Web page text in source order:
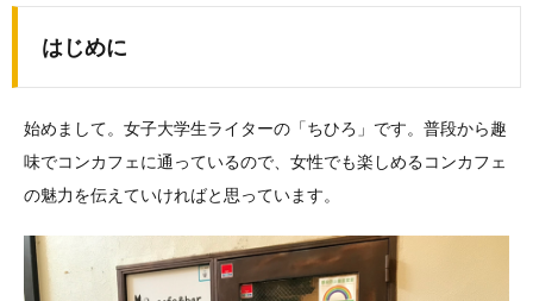
はじめに
始めまして。女子大学生ライターの「ちひろ」です。普段から趣
味でコンカフェに通っているので、女性でも楽しめるコンカフェ
の魅力を伝えていければと思っています。